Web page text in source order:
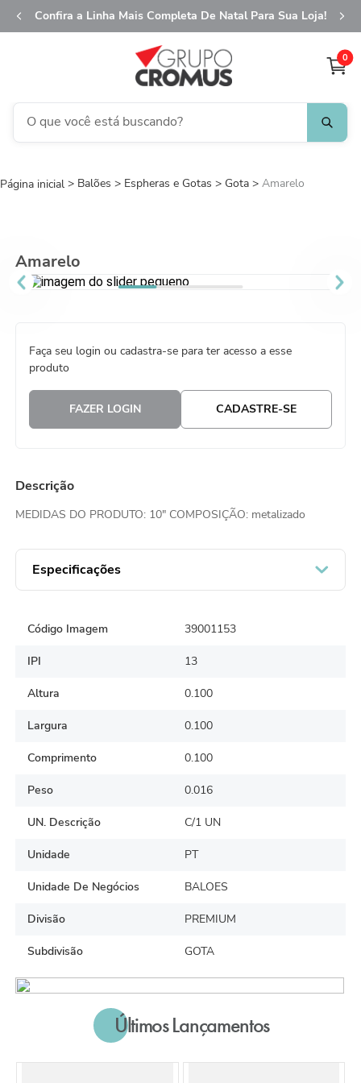
Confira a Linha Mais Completa De Natal Para Sua Loja!
0
O que você está buscando?
Balões Espheras e Gotas Gota Amarelo
Amarelo
Faça seu login ou cadastra-se para ter acesso a esse
produto
FAZER LOGIN CADASTRE-SE
Descrição
MEDIDAS DO PRODUTO: 10" COMPOSIÇÃO: metalizado
Especificações
Código Imagem 39001153
IPI 13
Altura 0.100
Largura 0.100
Comprimento 0.100
Peso 0.016
UN. Descrição C/1 UN
Unidade PT
Unidade De Negócios BALOES
Divisão PREMIUM
Subdivisão GOTA
Últimos Lançamentos
1º
fita aramada
7º
guardanapo
urso